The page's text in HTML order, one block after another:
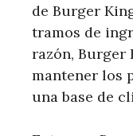
de Burger
tramos de
razón, Burger
mantener los
una base de